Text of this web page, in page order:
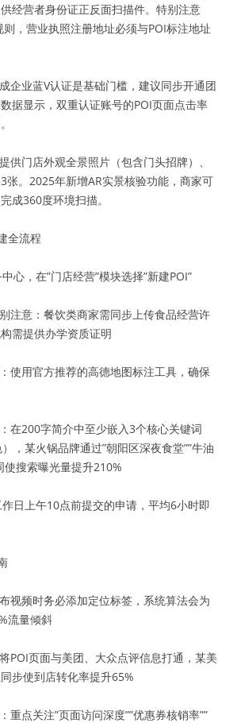
经营者身份证正反面扫描件。特别注意
，营业执照注册地址必须与POI标注地址
企业蓝V认证是基础门槛，建议同步开通团
据显示，双重认证账号的POI页面点击率
供门店外观全景照片（包含门头招牌）、
张。2025年新增AR实景核验功能，商家可
成360度环境扫描。
全流程
心，在”门店经营”模块选择”新建POI”
注意：餐饮类商家需同步上传食品经营许
需提供办学资质证明
使用官方推荐的高德地图标注工具，确保
在200字简介中至少嵌入3个核心关键词
），某火锅品牌通过”朝阳区深夜食堂””牛油
使搜索曝光量提升210%
日上午10点前提交的申请，平均6小时即
视频时务必添加定位标签，系统算法会为
流量倾斜
POI页面与美团、大众点评信息打通，某美
步使到店转化率提升65%
重点关注”页面访问深度””优惠券核销率””